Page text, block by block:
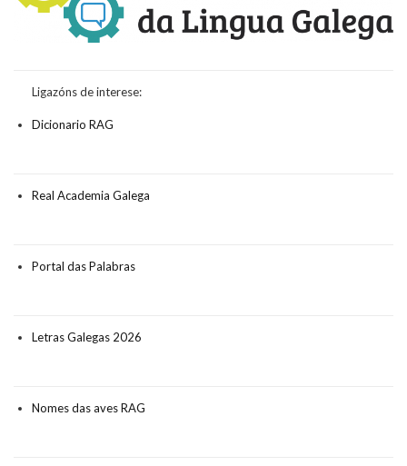
Ligazóns de interese:
Dicionario RAG
Real Academia Galega
Portal das Palabras
Letras Galegas 2026
Nomes das aves RAG